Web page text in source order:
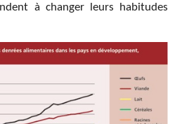
à changer leurs habitudes